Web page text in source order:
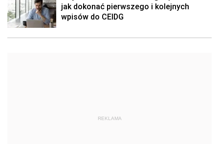
jak dokonać pierwszego i kolejnych
wpisów do CEIDG
REKLAMA